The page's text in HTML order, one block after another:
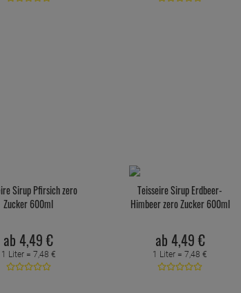
Sirup Pfirsich zero
Zucker 600ml
ab 4,49 €
1 Liter = 7,48 €
Teisseire Sirup Erdbeer-
Himbeer zero Zucker 600ml
ab 4,49 €
1 Liter =7,48 €